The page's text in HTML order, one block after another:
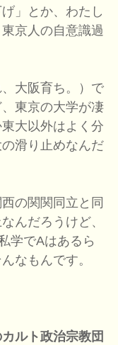
」とか、わたし
京人の自意識過
大阪育ち。）で
東京の大学が凄
大以外はよく分
滑り止めなんだ
の関関同立と同
んだろうけど、
学でAはあるら
なもんです。
ルト政治宗教団